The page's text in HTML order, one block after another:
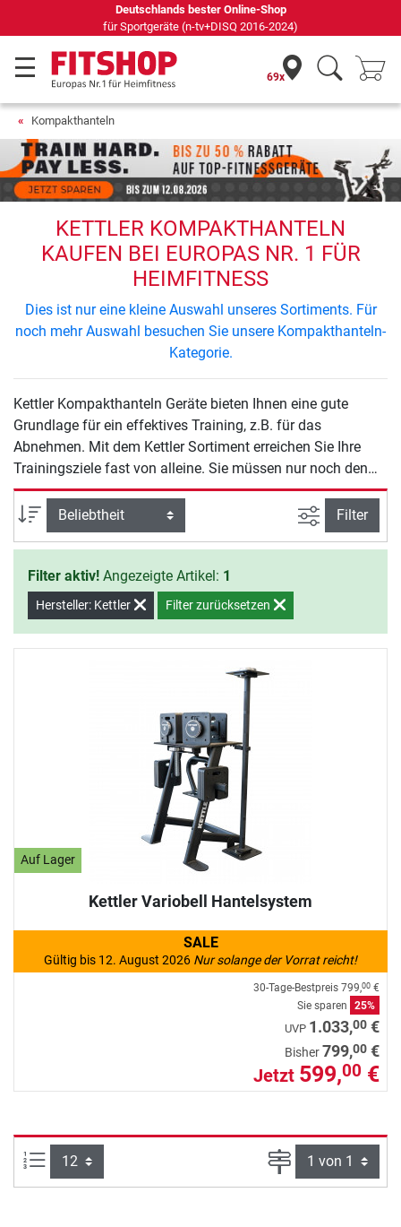
Deutschlands bester Online-Shop
für Sportgeräte (n-tv+DISQ 2016-2024)
69x
Kompakthanteln
KETTLER KOMPAKTHANTELN
KAUFEN BEI EUROPAS NR. 1 FÜR
HEIMFITNESS
Dies ist nur eine kleine Auswahl unseres Sortiments. Für
noch mehr Auswahl besuchen Sie unsere Kompakthanteln-
Kategorie.
Kettler Kompakthanteln Geräte bieten Ihnen eine gute
Grundlage für ein effektives Training, z.B. für das
Abnehmen. Mit dem Kettler Sortiment erreichen Sie Ihre
Trainingsziele fast von alleine. Sie müssen nur noch den
Willen zeigen, mit dem Training zu beginnen.
Sortierung
Ansicht
Filter
Filter aktiv! Angezeigte Artikel: 1
Hersteller: Kettler Filter zurücksetzen
Auf Lager
Kettler Variobell Hantelsystem
SALE
Gültig bis 12. August 2026 Nur solange der Vorrat reicht!
30-Tage-Bestpreis 799,00 €
Sie sparen
25%
UVP 1.033,00 €
Bisher799,00 €
Jetzt 599,00 €
Artikel pro Seite: Seite